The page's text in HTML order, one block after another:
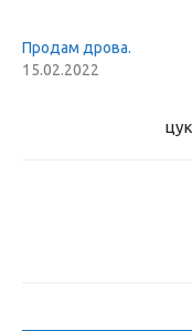
Продам дрова.
15.02.2022